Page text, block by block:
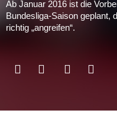
Ab Januar 2016 ist die
Bundesliga-Saison geplant,
richtig „angreifen“.